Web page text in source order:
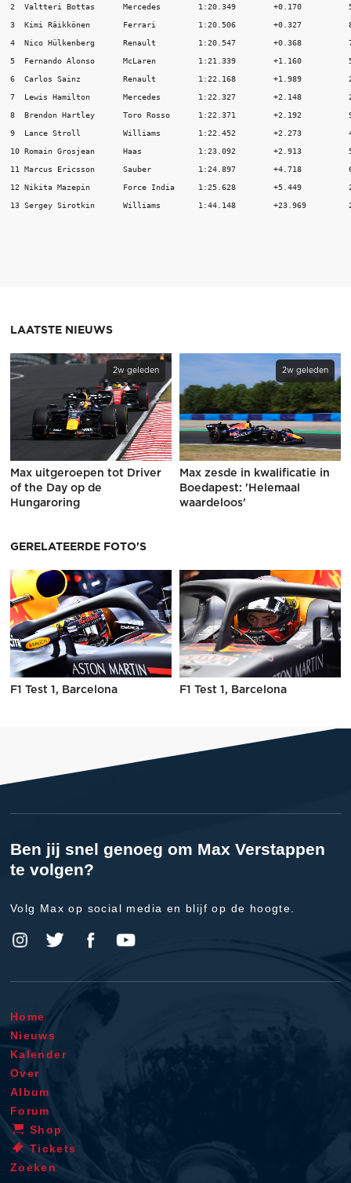
2  Valtteri Bottas	Mercedes	1:20.349	+0.170		58
3  Kimi Räikkönen	Ferrari	        1:20.506	+0.327		80
4  Nico Hülkenberg	Renault	        1:20.547	+0.368		73
5  Fernando Alonso	McLaren	        1:21.339	+1.160		51
6  Carlos Sainz	        Renault	        1:22.168	+1.989		26
7  Lewis Hamilton	Mercedes	1:22.327	+2.148		25
8  Brendon Hartley	Toro Rosso	1:22.371	+2.192		93
9  Lance Stroll	        Williams	1:22.452	+2.273		46
10 Romain Grosjean	Haas	        1:23.092	+2.913		55
11 Marcus Ericsson	Sauber	        1:24.897	+4.718		63
12 Nikita Mazepin	Force India	1:25.628	+5.449		22
13
LAATSTE NIEUWS
2w geleden
Max uitgeroepen tot Driver
of the Day op de
Hungaroring
2w geleden
Max zesde in kwalificatie in
Boedapest: 'Helemaal
waardeloos'
GERELATEERDE FOTO'S
F1 Test 1, Barcelona F1 Test 1, Barcelona
Ben jij snel genoeg om Max Verstappen
te volgen?
Volg Max op social media en blijf op de hoogte.
Home
Nieuws
Kalender
Over
Album
Forum
Shop
Tickets
Zoeken